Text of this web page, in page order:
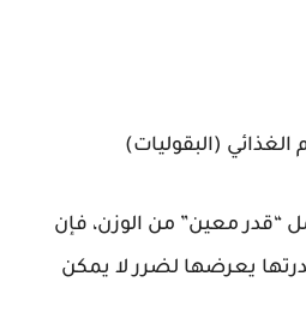
(البقوليات)
“قدر معين” من الوزن، فإن
يعرضها لضرر لا يمكن